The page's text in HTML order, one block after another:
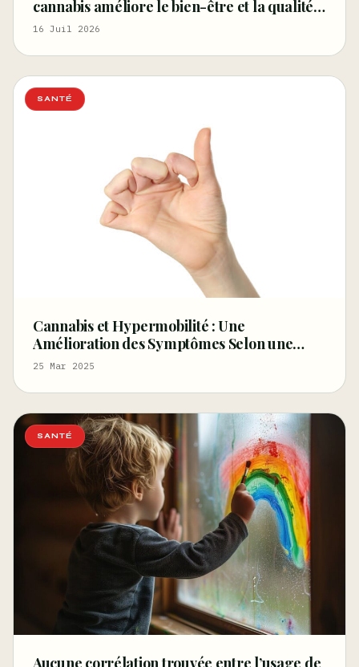
cannabis améliore le bien-être et la qualité
du sommeil – Marijuana Moment
16 Juil 2026
SANTÉ
Cannabis et Hypermobilité : Une
Amélioration des Symptômes Selon une
Étude Britannique
25 Mar 2025
SANTÉ
Aucune corrélation trouvée entre l’usage de